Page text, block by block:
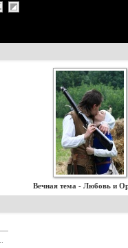
Вечная тема - Любовь и